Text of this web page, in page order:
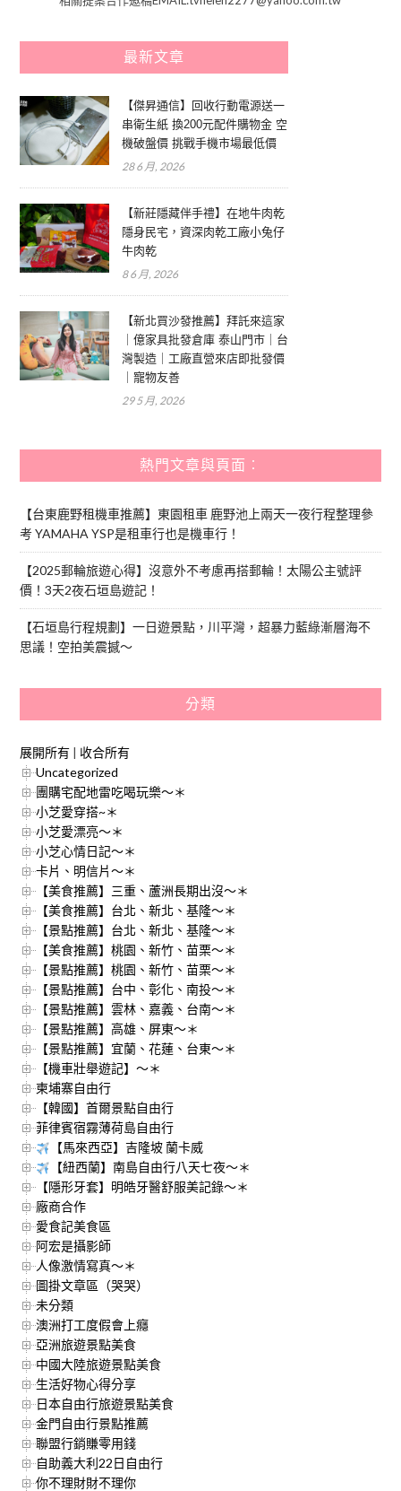
最新文章
【傑昇通信】回收行動電源送一
串衛生紙 換200元配件購物金 空
機破盤價 挑戰手機市場最低價
28 6 月, 2026
【新莊隱藏伴手禮】在地牛肉乾
隱身民宅，資深肉乾工廠小兔仔
牛肉乾
8 6 月, 2026
【新北買沙發推薦】拜託來這家
｜億家具批發倉庫 泰山門市｜台
灣製造｜工廠直營來店即批發價
｜寵物友善
29 5 月, 2026
熱門文章與頁面︰
【台東鹿野租機車推薦】東園租車 鹿野池上兩天一夜行程整理參
考 YAMAHA YSP是租車行也是機車行！
【2025郵輪旅遊心得】沒意外不考慮再搭郵輪！太陽公主號評
價！3天2夜石垣島遊記！
【石垣島行程規劃】一日遊景點，川平灣，超暴力藍綠漸層海不
思議！空拍美震撼～
分類
展開所有 | 收合所有
Uncategorized
團購宅配地雷吃喝玩樂～＊
小芝愛穿搭~＊
小芝愛漂亮～＊
小芝心情日記～＊
卡片、明信片～＊
【美食推薦】三重、蘆洲長期出沒～＊
【美食推薦】台北、新北、基隆～＊
【景點推薦】台北、新北、基隆～＊
【美食推薦】桃園、新竹、苗栗～＊
【景點推薦】桃園、新竹、苗栗～＊
【景點推薦】台中、彰化、南投～＊
【景點推薦】雲林、嘉義、台南～＊
【景點推薦】高雄、屏東～＊
【景點推薦】宜蘭、花蓮、台東～＊
【機車壯舉遊記】～＊
柬埔寨自由行
【韓國】首爾景點自由行
菲律賓宿霧薄荷島自由行
【馬來西亞】吉隆坡 蘭卡威
【紐西蘭】南島自由行八天七夜～＊
【隱形牙套】明皓牙醫舒服美記錄～＊
廠商合作
愛食記美食區
阿宏是攝影師
人像激情寫真～＊
圖掛文章區（哭哭）
未分類
澳洲打工度假會上癮
亞洲旅遊景點美食
中國大陸旅遊景點美食
生活好物心得分享
日本自由行旅遊景點美食
金門自由行景點推薦
聯盟行銷賺零用錢
自助義大利22日自由行
你不理財財不理你